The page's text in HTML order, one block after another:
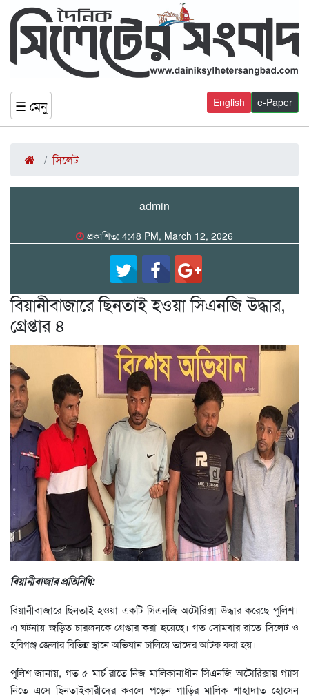
☰ মেনু e-Paper
English
সিলেট
admin
প্রকাশিত: 4:48 PM, March 12, 2026
বিয়ানীবাজারে ছিনতাই হওয়া সিএনজি উদ্ধার,
গ্রেপ্তার ৪
বিয়ানীবাজার প্রতিনিধি:
বিয়ানীবাজারে ছিনতাই হওয়া একটি সিএনজি অটোরিক্সা উদ্ধার করেছে পুলিশ।
এ ঘটনায় জড়িত চারজনকে গ্রেপ্তার করা হয়েছে। গত সোমবার রাতে সিলেট ও
হবিগঞ্জ জেলার বিভিন্ন স্থানে অভিযান চালিয়ে তাদের আটক করা হয়।
পুলিশ জানায়, গত ৫ মার্চ রাতে নিজ মালিকানাধীন সিএনজি অটোরিক্সায় গ্যাস
নিতে এসে ছিনতাইকারীদের কবলে পড়েন গাড়ির মালিক শাহাদাত হোসেন